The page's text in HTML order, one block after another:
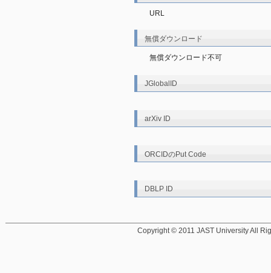
URL
無償ダウンロード
無償ダウンロード不可
JGlobalID
arXiv ID
ORCIDのPut Code
DBLP ID